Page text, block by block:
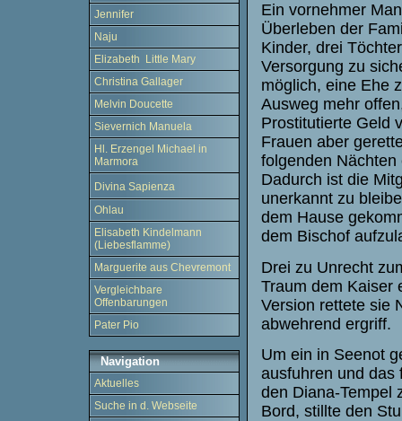
Jennifer
Naju
Elizabeth Little Mary
Christina Gallager
Melvin Doucette
Sievernich Manuela
Hl. Erzengel Michael in
Marmora
Divina Sapienza
Ohlau
Elisabeth Kindelmann
(Liebesflamme)
Marguerite aus Chevremont
Vergleichbare
Offenbarungen
Pater Pio
Navigation
Aktuelles
Suche in d. Webseite
Ein vornehmer
Überleben der
Kinder, drei
Versorgung zu
möglich, eine Ehe
Ausweg mehr
Prostitutierte Geld
Frauen aber
folgenden
Dadurch ist die
unerkannt zu
dem Hause
dem Bischof
Drei zu Unrecht
Traum dem Kaiser
Version rettete sie
abwehrend ergriff.
Um ein in Seenot
ausfuhren und das
den Diana-Tempel
Bord, stillte den